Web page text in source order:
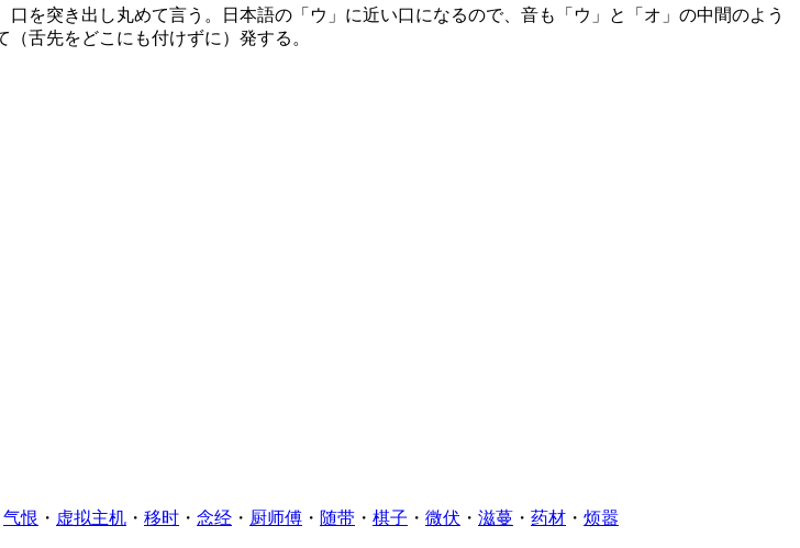
口を突き出し丸めて言う。日本語の「ウ」に近い口になるので、音も「ウ」と「オ」の中間のよう
舌先をどこにも付けずに）発する。
气恨 ・ 虚拟主机 ・ 移时 ・ 念经 ・ 厨师傅 ・ 随带 ・ 棋子 ・ 微伏 ・ 滋蔓 ・ 药材 ・ 烦嚣